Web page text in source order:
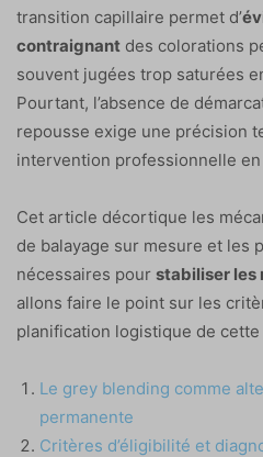
transition capillaire permet d’
contraignant des colorations
souvent jugées trop saturées
Pourtant, l’absence de
repousse exige une précision
intervention professionnelle
Cet article décortique les
de balayage sur mesure et les
nécessaires pour stabiliser les
allons faire le point sur les
planification logistique de
Le grey blending comme
permanente
Critères d’éligibilité et